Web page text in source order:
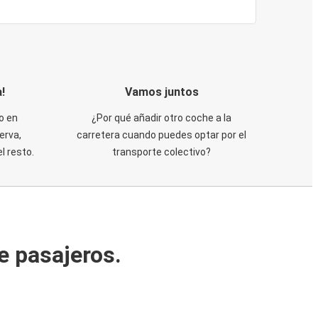
en
resto.
Vamos juntos
¿Por qué añadir otro coche a la
carretera cuando puedes optar por el
transporte colectivo?
pasajeros.